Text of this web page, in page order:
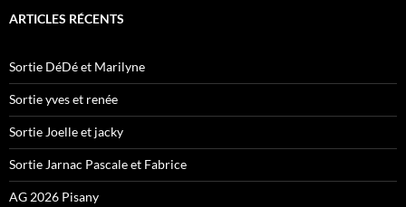
ARTICLES RÉCENTS
Sortie DéDé et Marilyne
Sortie yves et renée
Sortie Joelle et jacky
Sortie Jarnac Pascale et Fabrice
AG 2026 Pisany